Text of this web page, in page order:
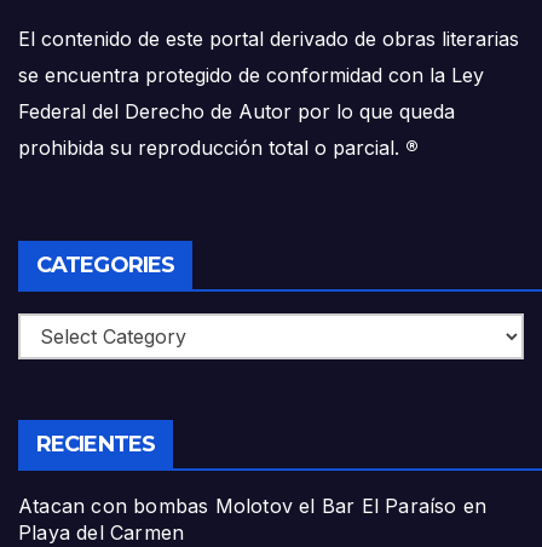
El contenido de este portal derivado de obras literarias
se encuentra protegido de conformidad con la Ley
Federal del Derecho de Autor por lo que queda
prohibida su reproducción total o parcial. ®
CATEGORIES
Categories
RECIENTES
Atacan con bombas Molotov el Bar El Paraíso en
Playa del Carmen